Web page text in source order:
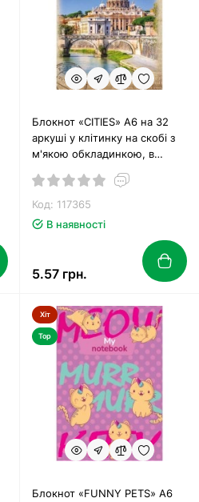
Блокнот «CITIES» А6 на 32
аркуші у клітинку на скобі з
м'якою обкладинкою, в
Код: 117365
В наявності
5.57 грн.
Хіт
Top
Блокнот «FUNNY PETS» А6